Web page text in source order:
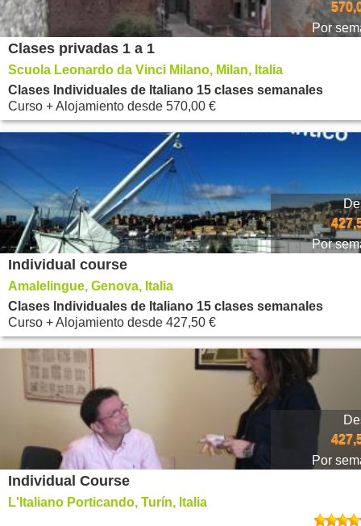
Por
Clases privadas 1 a 1
Scuola Leonardo da Vinci Milano, Milan, Italia
Clases Individuales de Italiano 15 clases semanales
Curso + Alojamiento desde 570,00 €
Por
Individual course
Amalelingue, Genova, Italia
Clases Individuales de Italiano 15 clases semanales
Curso + Alojamiento desde 427,50 €
Por
Individual Course
L'Italiano Porticando, Turín, Italia